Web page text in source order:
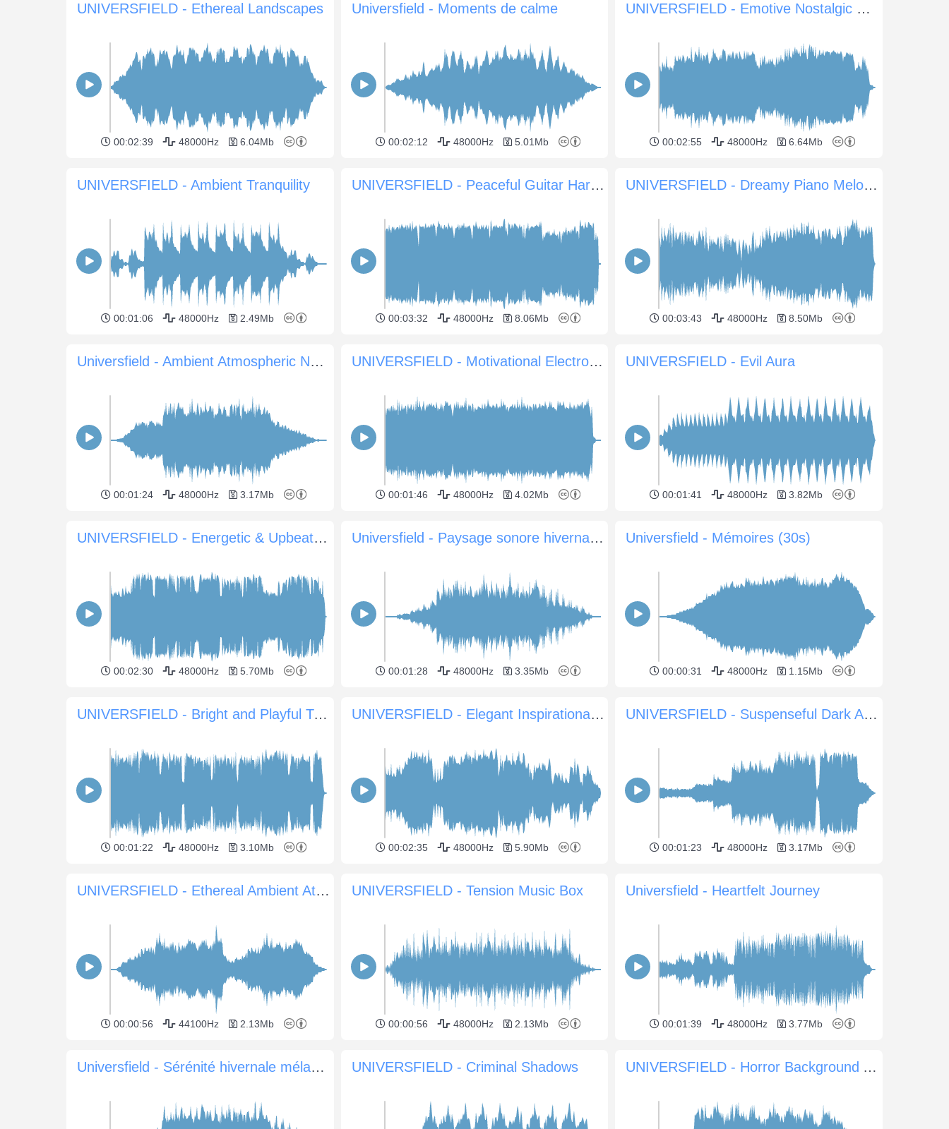
UNIVERSFIELD - Ethereal Landscapes
00:02:39 48000Hz 6.04Mb
Universfield - Moments de calme
00:02:12 48000Hz 5.01Mb
UNIVERSFIELD - Emotive Nostalgic Piano Atmosphere for Sentimental Scenes
00:02:55 48000Hz 6.64Mb
UNIVERSFIELD - Ambient Tranquility
00:01:06 48000Hz 2.49Mb
UNIVERSFIELD - Peaceful Guitar Harmony
00:03:32 48000Hz 8.06Mb
UNIVERSFIELD - Dreamy Piano Melodies
00:03:43 48000Hz 8.50Mb
Universfield - Ambient Atmospheric Nostalgia
00:01:24 48000Hz 3.17Mb
UNIVERSFIELD - Motivational Electronic Background
00:01:46 48000Hz 4.02Mb
UNIVERSFIELD - Evil Aura
00:01:41 48000Hz 3.82Mb
UNIVERSFIELD - Energetic & Upbeat Indie Rock Vibes
00:02:30 48000Hz 5.70Mb
Universfield - Paysage sonore hivernal nostalgique
00:01:28 48000Hz 3.35Mb
Universfield - Mémoires (30s)
00:00:31 48000Hz 1.15Mb
UNIVERSFIELD - Bright and Playful Tune
00:01:22 48000Hz 3.10Mb
UNIVERSFIELD - Elegant Inspirational Piano Melody
00:02:35 48000Hz 5.90Mb
UNIVERSFIELD - Suspenseful Dark Atmosphere for Intense Scenes
00:01:23 48000Hz 3.17Mb
UNIVERSFIELD - Ethereal Ambient Atmosphere
00:00:56 44100Hz 2.13Mb
UNIVERSFIELD - Tension Music Box
00:00:56 48000Hz 2.13Mb
Universfield - Heartfelt Journey
00:01:39 48000Hz 3.77Mb
Universfield - Sérénité hivernale mélancolique UNIVERSFIELD - Criminal Shadows UNIVERSFIELD - Horror Background Atmosphere #12